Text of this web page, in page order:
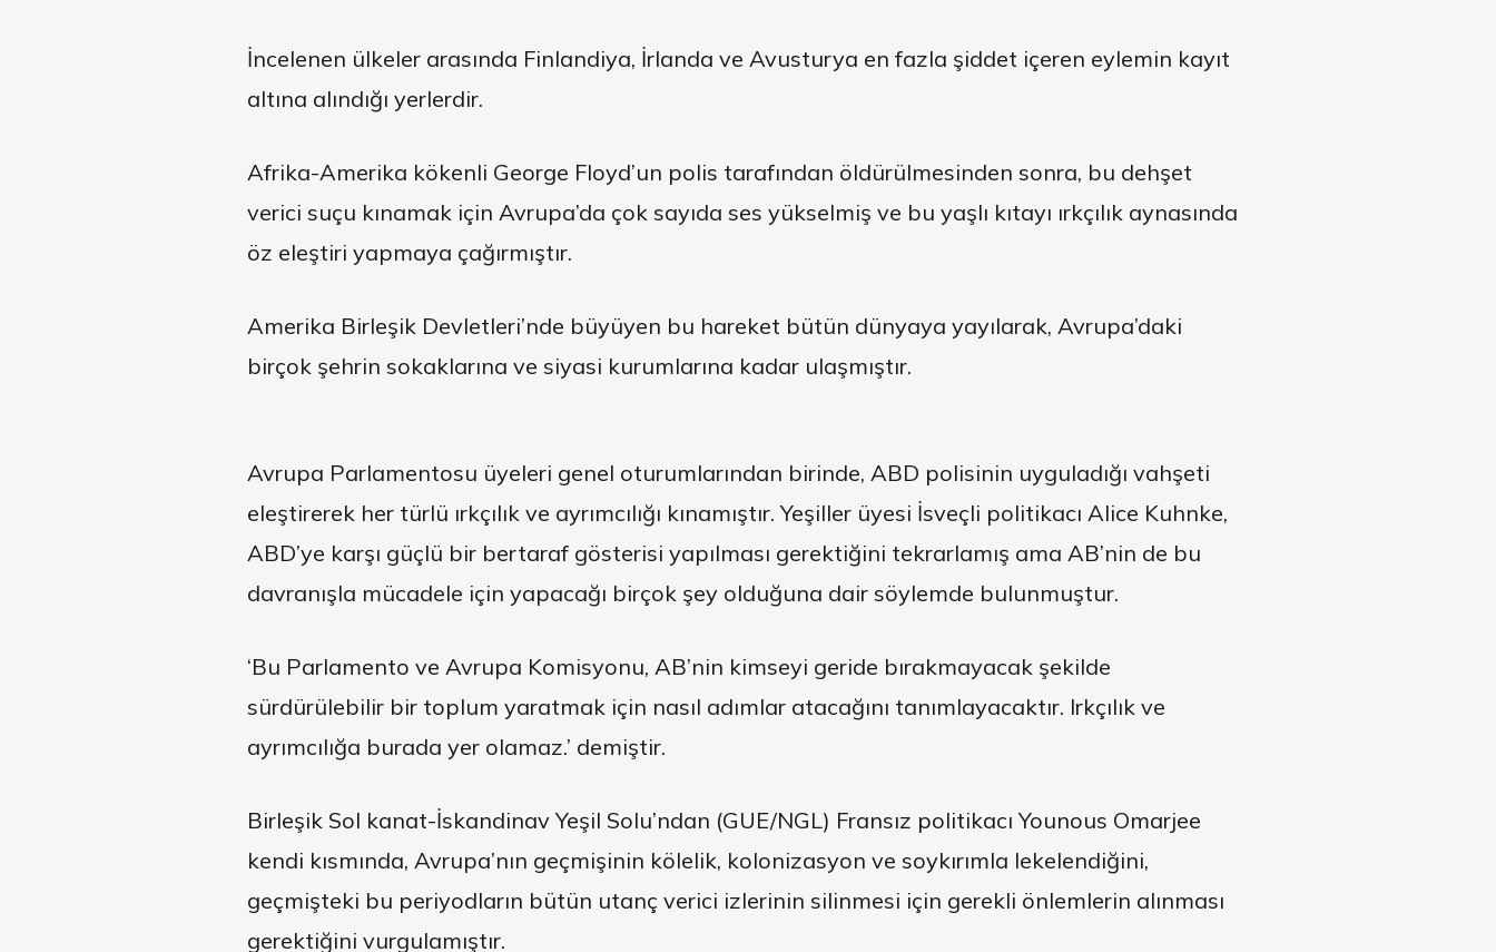
İncelenen ülkeler arasında Finlandiya, İrlanda ve Avusturya en fazla şiddet içeren eylemin kayıt
altına alındığı yerlerdir.
Afrika-Amerika kökenli George Floyd’un polis tarafından öldürülmesinden sonra, bu dehşet
verici suçu kınamak için Avrupa’da çok sayıda ses yükselmiş ve bu yaşlı kıtayı ırkçılık aynasında
öz eleştiri yapmaya çağırmıştır.
Amerika Birleşik Devletleri’nde büyüyen bu hareket bütün dünyaya yayılarak, Avrupa’daki
birçok şehrin sokaklarına ve siyasi kurumlarına kadar ulaşmıştır.
Avrupa Parlamentosu üyeleri genel oturumlarından birinde, ABD polisinin uyguladığı vahşeti
eleştirerek her türlü ırkçılık ve ayrımcılığı kınamıştır. Yeşiller üyesi İsveçli politikacı Alice Kuhnke,
ABD’ye karşı güçlü bir bertaraf gösterisi yapılması gerektiğini tekrarlamış ama AB’nin de bu
davranışla mücadele için yapacağı birçok şey olduğuna dair söylemde bulunmuştur.
‘Bu Parlamento ve Avrupa Komisyonu, AB’nin kimseyi geride bırakmayacak şekilde
sürdürülebilir bir toplum yaratmak için nasıl adımlar atacağını tanımlayacaktır. Irkçılık ve
ayrımcılığa burada yer olamaz.’ demiştir.
Birleşik Sol kanat-İskandinav Yeşil Solu’ndan (GUE/NGL) Fransız politikacı Younous Omarjee
kendi kısmında, Avrupa’nın geçmişinin kölelik, kolonizasyon ve soykırımla lekelendiğini,
geçmişteki bu periyodların bütün utanç verici izlerinin silinmesi için gerekli önlemlerin alınması
gerektiğini vurgulamıştır.